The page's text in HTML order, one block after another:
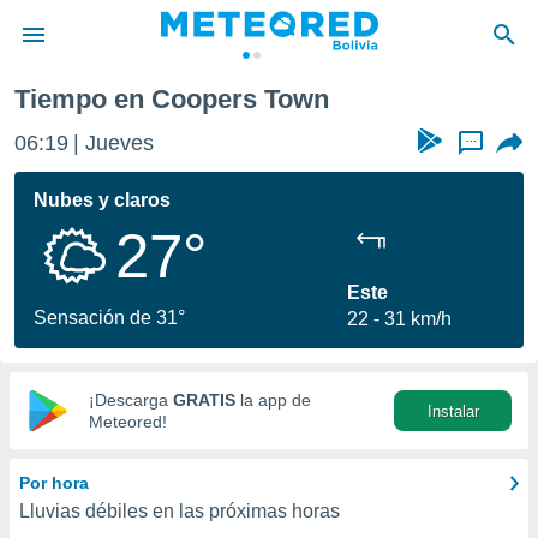
de
ha
calidad.
a este
las
y
digital
basada
Tiempo en Coopers Town
06:19 Jueves ...
Nubes y claros
27°
Sensación de 31°
Este
22
31 km/h
¡Descarga GRATIS la app de
Meteored!
Instalar
Por hora
Lluvias débiles en las próximas horas